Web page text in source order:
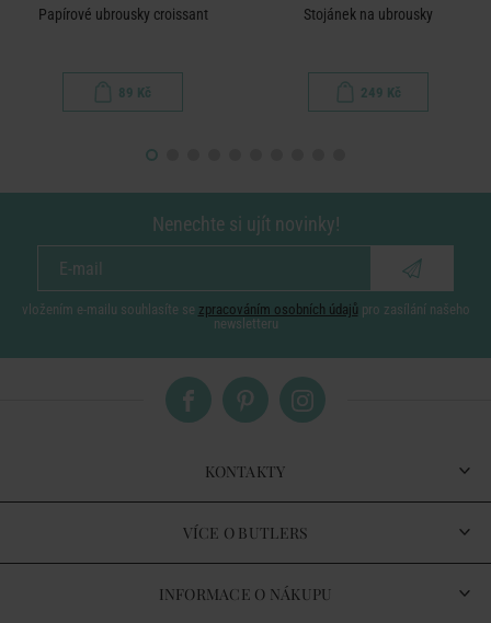
Papírové ubrousky croissant
89 Kč
Stojánek na ubrousky
249 Kč
Nenechte si ujít novinky!
vložením e-mailu souhlasíte se zpracováním osobních údajů pro zasílání našeho
newsletteru
KONTAKTY
VÍCE O BUTLERS
INFORMACE O NÁKUPU